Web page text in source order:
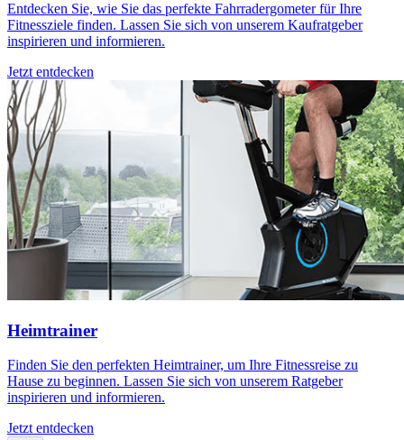
Entdecken Sie, wie Sie das perfekte Fahrradergometer für Ihre
Fitnessziele finden. Lassen Sie sich von unserem Kaufratgeber
inspirieren und informieren.
Jetzt entdecken
Heimtrainer
Finden Sie den perfekten Heimtrainer, um Ihre Fitnessreise zu
Hause zu beginnen. Lassen Sie sich von unserem Ratgeber
inspirieren und informieren.
Jetzt entdecken